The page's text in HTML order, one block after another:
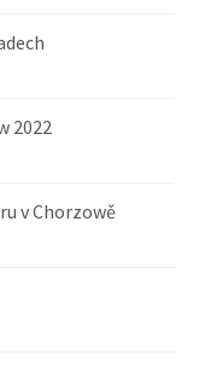
2022
v Chorzowě